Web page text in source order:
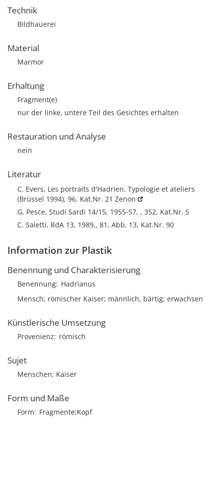
Technik
Bildhauerei
Material
Marmor
Erhaltung
Fragment(e)
nur der linke, untere Teil des Gesichtes erhalten
Restauration und Analyse
nein
Literatur
C. Evers, Les portraits d'Hadrien. Typologie et ateliers
(Brüssel 1994), 96, Kat.Nr. 21 Zenon
G. Pesce, Studi Sardi 14/15, 1955-57, , 352, Kat.Nr. 5
C. Saletti, RdA 13, 1989,, 81, Abb. 13, Kat.Nr. 90
Information zur Plastik
Benennung und Charakterisierung
Benennung Hadrianus
Mensch; römischer Kaiser; männlich, bärtig; erwachsen
Künstlerische Umsetzung
Provenienz römisch
Sujet
Menschen; Kaiser
Form und Maße
Form Fragmente;Kopf